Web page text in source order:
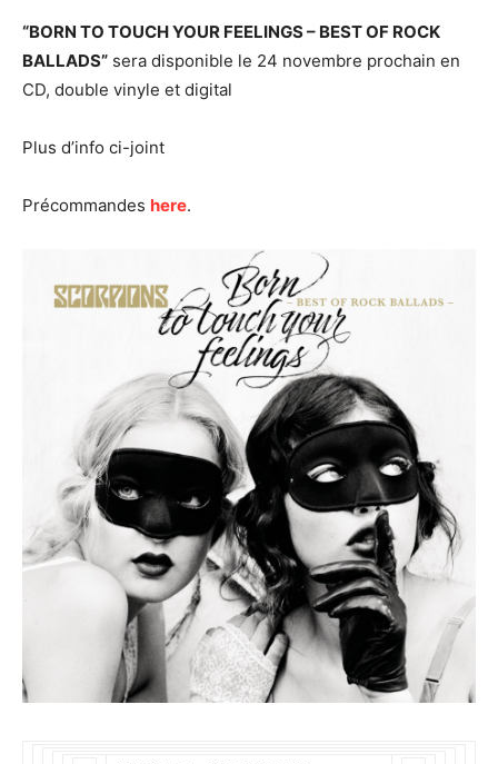
“BORN TO TOUCH YOUR FEELINGS – BEST OF ROCK
BALLADS” sera disponible le 24 novembre prochain en
CD, double vinyle et digital
Plus d’info ci-joint
Précommandes here.